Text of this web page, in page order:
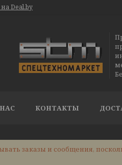
Deal.by
КОНТАКТЫ
заказы и сообщения,